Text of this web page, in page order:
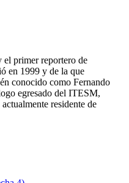
el primer reportero de
en 1999 y de la que
conocido como Fernando
egresado del ITESM,
residente de